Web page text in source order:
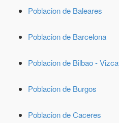
Poblacion de Baleares
Poblacion de Barcelona
Poblacion de Bilbao -
Poblacion de Burgos
Poblacion de Caceres